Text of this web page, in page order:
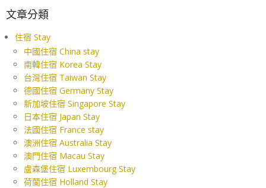
文章分類
住宿 Stay
中國住宿 China stay
南韓住宿 Korea Stay
台灣住宿 Taiwan Stay
德國住宿 Germany Stay
新加坡住宿 Singapore Stay
日本住宿 Japan Stay
法國住宿 France stay
澳洲住宿 Australia Stay
澳門住宿 Macau Stay
盧森堡住宿 Luxembourg Stay
荷蘭住宿 Holland Stay